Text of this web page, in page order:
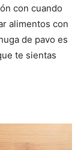
con cuando
alimentos con
de pavo es
te sientas